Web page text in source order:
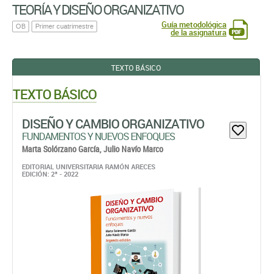
TEORÍA Y DISEÑO ORGANIZATIVO
OB Primer cuatrimestre Guía metodológica
de la asignatura
TEXTO BÁSICO
TEXTO BÁSICO
DISEÑO Y CAMBIO ORGANIZATIVO
FUNDAMENTOS Y NUEVOS ENFOQUES
Marta Solórzano García,Julio Navío Marco
EDITORIAL UNIVERSITARIA RAMÓN ARECES
EDICIÓN: 2ª - 2022